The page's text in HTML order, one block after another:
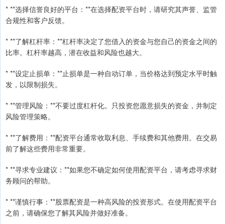
* **选择信誉良好的平台：**在选择配资平台时，请研究其声誉、监管
合规性和客户反馈。
* **了解杠杆率：**杠杆率决定了您借入的资金与您自己的资金之间的
比率。杠杆率越高，潜在收益和风险也越大。
* **设定止损单：**止损单是一种自动订单，当价格达到预定水平时触
发，以限制损失。
* **管理风险：**不要过度杠杆化。只投资您愿意损失的资金，并制定
风险管理策略。
* **了解费用：**配资平台通常收取利息、手续费和其他费用。在交易
前了解这些费用非常重要。
* **寻求专业建议：**如果您不确定如何使用配资平台，请考虑寻求财
务顾问的帮助。
* **谨慎行事：**股票配资是一种高风险的投资形式。在使用配资平台
之前，请确保您了解其风险并做好准备。